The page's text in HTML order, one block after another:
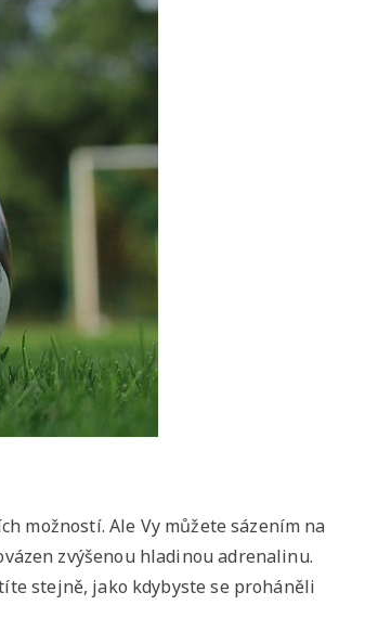
možností. Ale Vy můžete sázením na
zvýšenou hladinou adrenalinu.
stejně, jako kdybyste se proháněli